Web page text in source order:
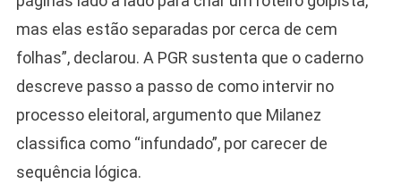
mas elas estão separadas por cerca de cem
folhas”, declarou. A PGR sustenta que o caderno
descreve passo a passo de como intervir no
processo eleitoral, argumento que Milanez
classifica como “infundado”, por carecer de
sequência lógica.